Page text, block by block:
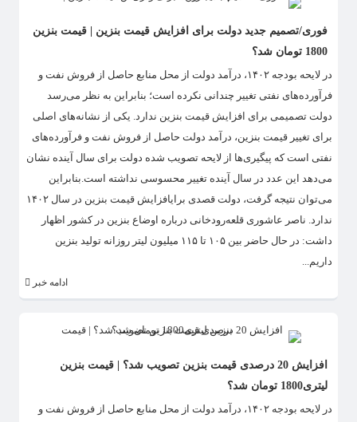
فوری/تصمیم جدید دولت برای افزایش قیمت بنزین | قیمت بنزین
1800 تومان شد؟
در لایحه بودجه ۱۴۰۲، درآمد دولت از محل منابع حاصل از فروش نفت و
فرآورده‌های نفتی تغییر چندانی نکرده است؛ بنابراین به نظر می‌رسد
دولت تصمیمی برای افزایش قیمت بنزین ندارد. یکی از نشانه‌های اصلی
برای تغییر قیمت بنزین، درآمد دولت حاصل از فروش نفت و فرآورده‌های
نفتی است که پیگیری‌ها از لایحه تصویب شده دولت برای سال آینده نشان
می‌دهد این عدد در سال آینده تغییر محسوسی نداشته است.بنابراین
می‌توان نتیجه گرفت، دولت قصدی برایافزایش قیمت بنزین در سال ۱۴۰۲
ندارد. ناصر عاشوری قلعه‌رودخانی درباره اوضاع بنزین در کشور اظهار
داشت: در حال حاضر بین ۱۰۵ تا ۱۱۵ میلیون لیتر روزانه تولید بنزین
داریم...
ادامه خبر
افزایش 20 درصدی قیمت بنزین تصویب شد؟ | قیمت بنزین
لیتری1800 تومان شد؟
در لایحه بودجه ۱۴۰۲، درآمد دولت از محل منابع حاصل از فروش نفت و